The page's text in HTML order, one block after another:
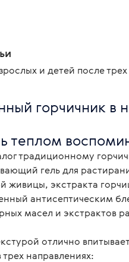
и детей после трех
теплом
традиционному
гель для
живицы, экстракта
антисептическим
масел и экстрактов
отлично
трех направлениях: